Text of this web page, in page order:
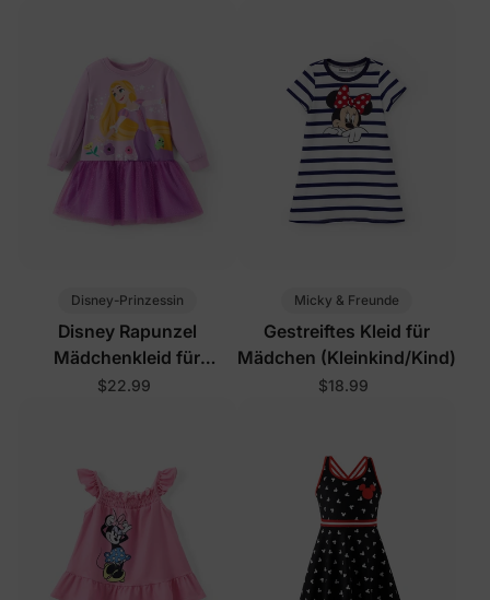
Disney-Prinzessin
Disney Rapunzel
Mädchenkleid für
Kleinkinder in Lila
$22.99
Micky & Freunde
Gestreiftes Kleid für
Mädchen (Kleinkind/Kind)
$18.99